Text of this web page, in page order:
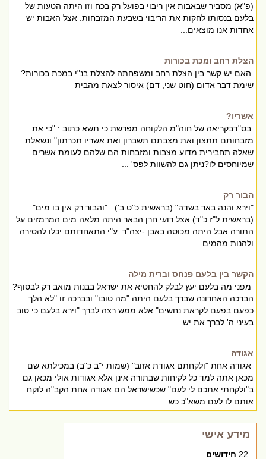
(פ"א) מסביר שבאבות אין ריבוי בפועל רק בכח וזו היתה הטעות של
בלעם בנסותו לחקות את הריבוי בשבעת המזבחות. אצל האבות יש
אחדות אנו מוצאים...
הצלת רחב ומכת בכורות
האם יש קשר בין הצלת רחב ומשפחתה להצלת בנ"י במכת בכורות?
שימת דבר אדום (חוט שני, דם) איסור לצאת מהבית
אשריו?
בס"דבקריאה של חוה"מ הלקוחה מפרשת כי תשא כתוב : "כי את
מזבחותם תתצון ואת מצבתם תשברון ואת אשריו תכרתון" ונשאלת
שאלה תחבירית מדוע מצבות ומזבחות הם שלהם לעומת אשרים
שמיוחסים לו?ניתן גם להשוות לפס' ...
הבור רק
"וירא והנה באר בשדה" (בראשית כ"ט ב') "והבור רק אין בו מים"
(בראשית ל"ז כ"ד) אצל רועי חרן הבאר היתה מלאה מים המרמזים על
התורה אבל היתה מכוסה באבן -יצה"ר. ע"י התאחדותם יכלו להסירה
ולהנות מהמים....
הקשר בין בלעם פנחס וברית מילה
מפני מה בלעם יעץ לבלק להחטיא את ישראל בבנות מואב רק לבסוף?
הברכה האחרונה שברך בלעם היתה "מה טובו" ובברכה זו "לא הלך
כפעם בפעם לקראת נחשים" אלא ממש רצה לברך "וירא בלעם כי טוב
בעיני ה' לברך את יש...
אגודה
אגודה אחת "ולקחתם אגודת אזוב" (שמות י"ב כ"ב) במכילתא שם
מכאן אתה למד כל לקיחות שבתורה אינן אלא אגודות אולי מכאן גם
ב"ולקחתי אתכם לי לעם" שכשישראל הם אגודה אחת הקב"ה לוקח
אותם לו לעם משא"כ כש...
מידע אישי
22 חידושים